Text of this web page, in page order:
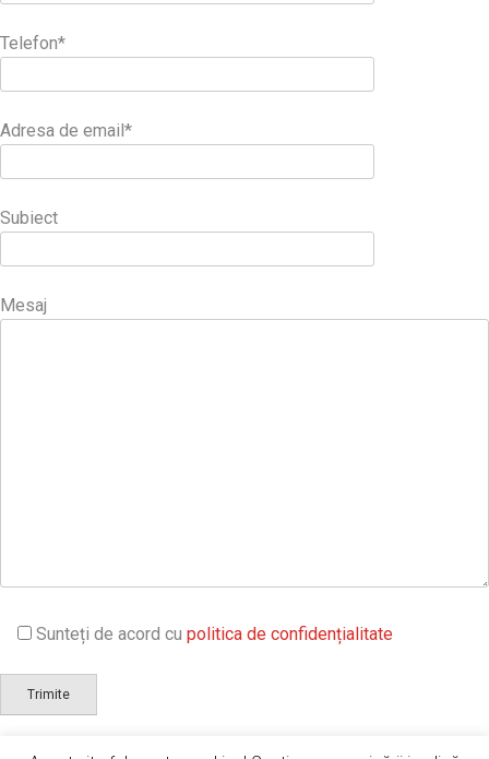
Telefon*
Adresa de email*
Subiect
Mesaj
Sunteți de acord cu politica de confidențialitate